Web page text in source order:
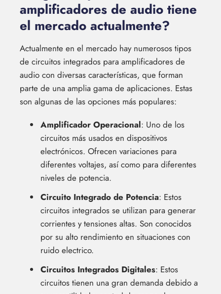
amplificadores de audio tiene
el mercado actualmente?
Actualmente en el mercado hay numerosos tipos
de circuitos integrados para amplificadores de
audio con diversas características, que forman
parte de una amplia gama de aplicaciones. Estas
son algunas de las opciones más populares:
Amplificador Operacional: Uno de los
circuitos más usados en dispositivos
electrónicos. Ofrecen variaciones para
diferentes voltajes, así como para diferentes
niveles de potencia.
Circuito Integrado de Potencia: Estos
circuitos integrados se utilizan para generar
corrientes y tensiones altas. Son conocidos
por su alto rendimiento en situaciones con
ruido electrico.
Circuitos Integrados Digitales: Estos
circuitos tienen una gran demanda debido a